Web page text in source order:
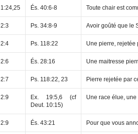
1:24,25 És. 40:6-8 Toute chair est
2:3 Ps. 34:8-9 Avoir goûté que le
2:4 Ps. 118:22 Une pierre, rejetée
2:6 És. 28:16 Une maitresse
2:7 Ps. 118:22, 23 Pierre rejetée par
2:9
Ex. 19:5,6 (cf
Deut. 10:15)
Une race élue,
2:9 És. 43:21 Pour que vous